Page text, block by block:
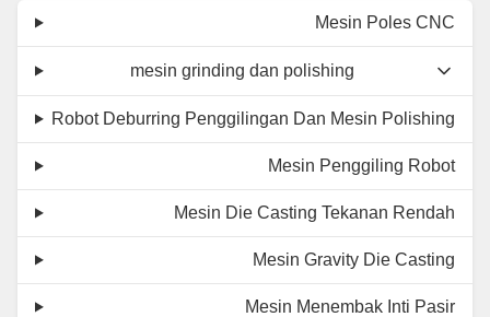
Mesin Poles CNC
mesin grinding dan polishing
Robot Deburring Penggilingan Dan Mesin Polishing
Mesin Penggiling Robot
Mesin Die Casting Tekanan Rendah
Mesin Gravity Die Casting
Mesin Menembak Inti Pasir